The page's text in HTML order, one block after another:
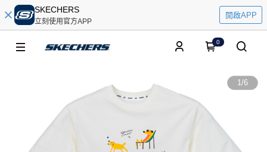
SKECHERS
立刻使用官方APP
開啟APP
0
1/6